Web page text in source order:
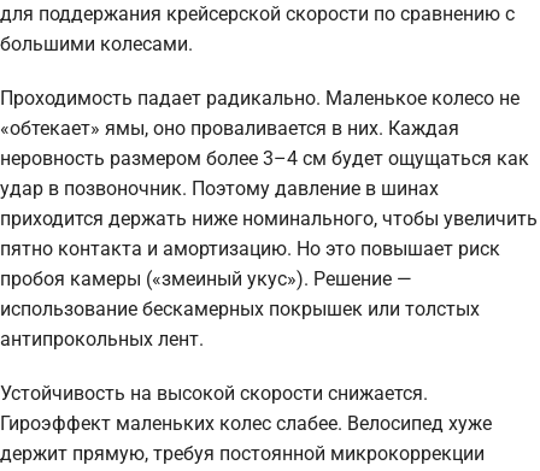
для поддержания крейсерской скорости по сравнению с
большими колесами.
Проходимость падает радикально. Маленькое колесо не
«обтекает» ямы, оно проваливается в них. Каждая
неровность размером более 3–4 см будет ощущаться как
удар в позвоночник. Поэтому давление в шинах
приходится держать ниже номинального, чтобы увеличить
пятно контакта и амортизацию. Но это повышает риск
пробоя камеры («змеиный укус»). Решение —
использование бескамерных покрышек или толстых
антипрокольных лент.
Устойчивость на высокой скорости снижается.
Гироэффект маленьких колес слабее. Велосипед хуже
держит прямую, требуя постоянной микрокоррекции